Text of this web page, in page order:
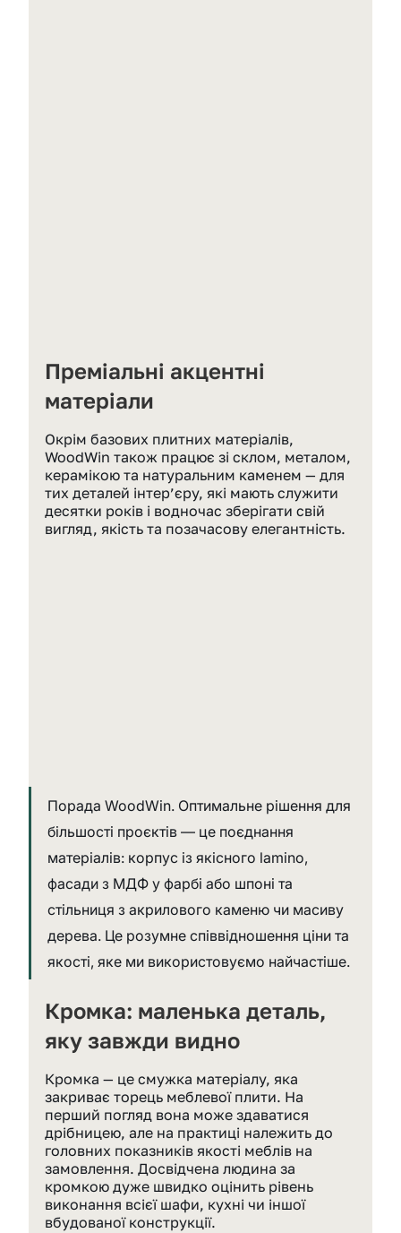
Преміальні акцентні
матеріали
Окрім базових плитних матеріалів,
WoodWin також працює зі склом, металом,
керамікою та натуральним каменем — для
тих деталей інтер’єру, які мають служити
десятки років і водночас зберігати свій
вигляд, якість та позачасову елегантність.
Порада WoodWin. Оптимальне рішення для
більшості проєктів — це поєднання
матеріалів: корпус із якісного lamino,
фасади з МДФ у фарбі або шпоні та
стільниця з акрилового каменю чи масиву
дерева. Це розумне співвідношення ціни та
якості, яке ми використовуємо найчастіше.
Кромка: маленька деталь,
яку завжди видно
Кромка — це смужка матеріалу, яка
закриває торець меблевої плити. На
перший погляд вона може здаватися
дрібницею, але на практиці належить до
головних показників якості меблів на
замовлення. Досвідчена людина за
кромкою дуже швидко оцінить рівень
виконання всієї шафи, кухні чи іншої
вбудованої конструкції.